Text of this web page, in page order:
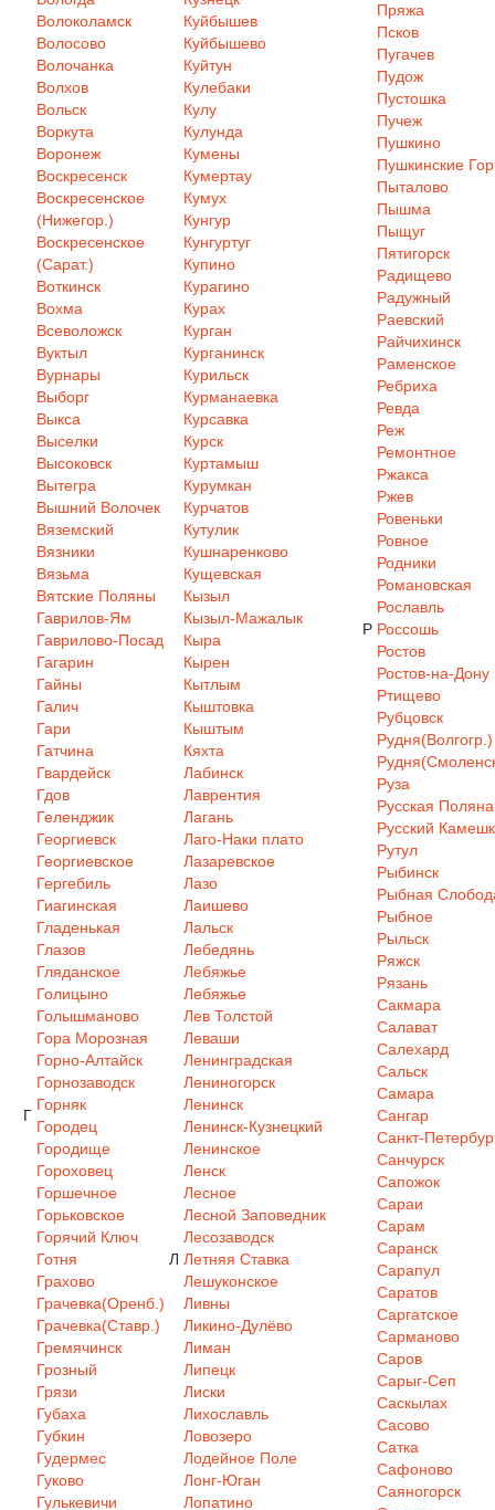
Волоколамск
Волосово
Волочанка
Волхов
Вольск
Воркута
Воронеж
Воскресенск
Воскресенское
(Нижегор.)
Воскресенское
(Сарат.)
Воткинск
Вохма
Всеволожск
Вуктыл
Вурнары
Выборг
Выкса
Выселки
Высоковск
Вытегра
Вышний Волочек
Вяземский
Вязники
Вязьма
Вятские Поляны
Г
Гаврилов-Ям
Гаврилово-Посад
Гагарин
Гайны
Галич
Гари
Гатчина
Гвардейск
Гдов
Геленджик
Георгиевск
Георгиевское
Гергебиль
Гиагинская
Гладенькая
Глазов
Гляданское
Голицыно
Голышманово
Гора Морозная
Горно-Алтайск
Горнозаводск
Горняк
Городец
Городище
Гороховец
Горшечное
Горьковское
Горячий Ключ
Готня
Грахово
Грачевка(Оренб.)
Грачевка(Ставр.)
Гремячинск
Грозный
Грязи
Губаха
Губкин
Гудермес
Гуково
Гулькевичи
Куйбышев
Куйбышево
Куйтун
Кулебаки
Кулу
Кулунда
Кумены
Кумертау
Кумух
Кунгур
Кунгуртуг
Купино
Курагино
Курах
Курган
Курганинск
Курильск
Курманаевка
Курсавка
Курск
Куртамыш
Курумкан
Курчатов
Кутулик
Кушнаренково
Кущевская
Кызыл
Кызыл-Мажалык
Кыра
Кырен
Кытлым
Кыштовка
Кыштым
Кяхта
Л
Лабинск
Лаврентия
Лагань
Лаго-Наки плато
Лазаревское
Лазо
Лаишево
Лальск
Лебедянь
Лебяжье
Лебяжье
Лев Толстой
Леваши
Ленинградская
Лениногорск
Ленинск
Ленинск-Кузнецкий
Ленинское
Ленск
Лесное
Лесной Заповедник
Лесозаводск
Летняя Ставка
Лешуконское
Ливны
Ликино-Дулёво
Лиман
Липецк
Лиски
Лихославль
Ловозеро
Лодейное Поле
Лонг-Юган
Лопатино
Пряжа
Псков
Пугачев
Пудож
Пустошка
Пучеж
Пушкино
Пушкинские
Пыталово
Пышма
Пыщуг
Пятигорск
Р
Радищево
Радужный
Раевский
Райчихинск
Раменское
Ребриха
Ревда
Реж
Ремонтное
Ржакса
Ржев
Ровеньки
Ровное
Родники
Романовская
Рославль
Россошь
Ростов
Ростов-на-Дону
Ртищево
Рубцовск
Рудня(Волгогр.)
Руза
Русская Поляна
Русский
Рутул
Рыбинск
Рыбная
Рыбное
Рыльск
Ряжск
Рязань
Сакмара
Салават
Салехард
Сальск
Самара
Сангар
Санкт-
Санчурск
Сапожок
Сараи
Сарам
Саранск
Сарапул
Саратов
Саргатское
Сарманово
Саров
Сарыг-Сеп
Саскылах
Сасово
Сатка
Сафоново
Саяногорск